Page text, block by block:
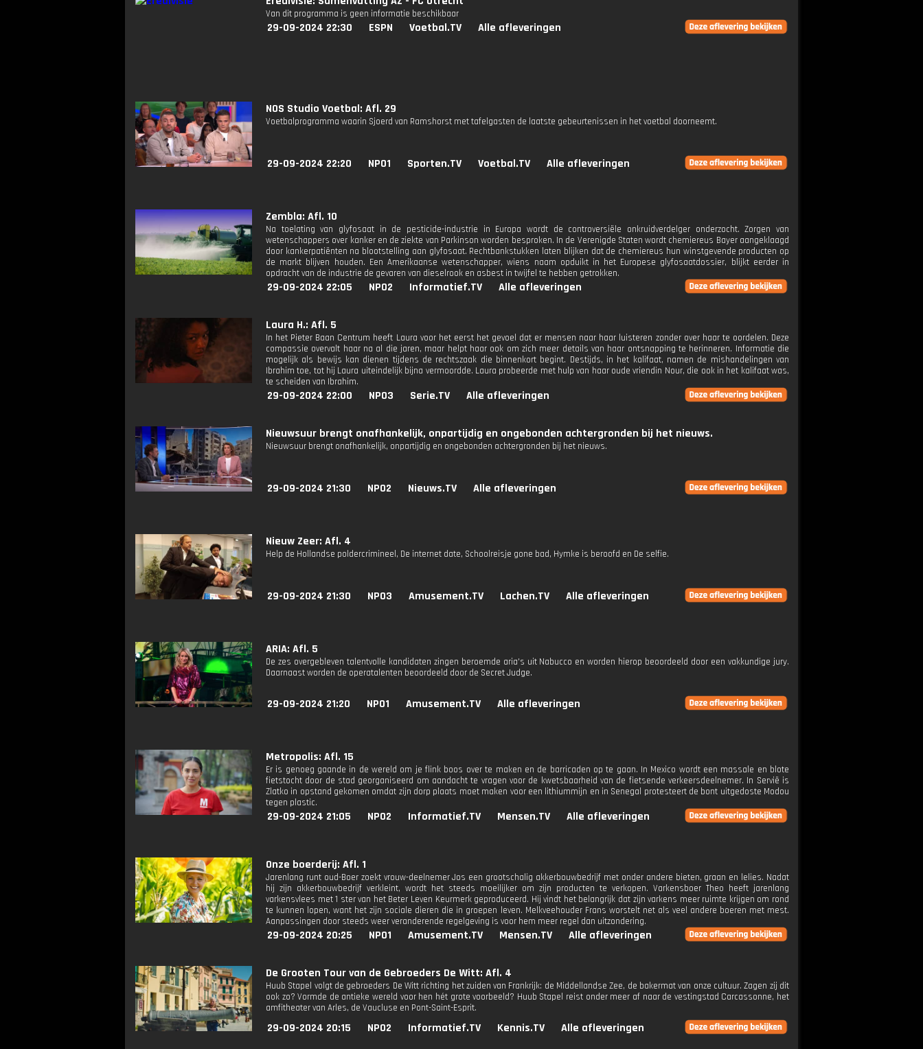
Van dit programma is geen informatie beschikbaar
29-09-2024 22:30 ESPN Voetbal.TV Alle afleveringen
NOS Studio Voetbal: Afl. 29
Voetbalprogramma waarin Sjoerd van Ramshorst met tafelgasten de laatste gebeurtenissen in het voetbal doorneemt.
29-09-2024 22:20 NPO1 Sporten.TV Voetbal.TV Alle afleveringen
Zembla: Afl. 10
Na toelating van glyfosaat in de pesticide-industrie in Europa wordt de controversiële onkruidverdelger onderzocht. Zorgen van
wetenschappers over kanker en de ziekte van Parkinson worden besproken. In de Verenigde Staten wordt chemiereus Bayer aangeklaagd
door kankerpatiënten na blootstelling aan glyfosaat. Rechtbankstukken laten blijken dat de chemiereus hun winstgevende producten op
de markt blijven houden. Een Amerikaanse wetenschapper, wiens naam opduikt in het Europese glyfosaatdossier, blijkt eerder in
opdracht van de industrie de gevaren van dieselrook en asbest in twijfel te hebben getrokken.
29-09-2024 22:05 NPO2 Informatief.TV Alle afleveringen
Laura H.: Afl. 5
In het Pieter Baan Centrum heeft Laura voor het eerst het gevoel dat er mensen naar haar luisteren zonder over haar te oordelen. Deze
compassie overvalt haar na al die jaren, maar helpt haar ook om zich meer details van haar ontsnapping te herinneren. Informatie die
mogelijk als bewijs kan dienen tijdens de rechtszaak die binnenkort begint. Destijds, in het kalifaat, namen de mishandelingen van
Ibrahim toe, tot hij Laura uiteindelijk bijna vermoordde. Laura probeerde met hulp van haar oude vriendin Nour, die ook in het kalifaat was,
te scheiden van Ibrahim.
29-09-2024 22:00 NPO3 Serie.TV Alle afleveringen
Nieuwsuur brengt onafhankelijk, onpartijdig en ongebonden achtergronden bij het nieuws.
Nieuwsuur brengt onafhankelijk, onpartijdig en ongebonden achtergronden bij het nieuws.
29-09-2024 21:30 NPO2 Nieuws.TV Alle afleveringen
Nieuw Zeer: Afl. 4
Help de Hollandse poldercrimineel, De internet date, Schoolreisje gone bad, Hymke is beroofd en De selfie.
29-09-2024 21:30 NPO3 Amusement.TV Lachen.TV Alle afleveringen
ARIA: Afl. 5
De zes overgebleven talentvolle kandidaten zingen beroemde aria's uit Nabucco en worden hierop beoordeeld door een vakkundige jury.
Daarnaast worden de operatalenten beoordeeld door de Secret Judge.
29-09-2024 21:20 NPO1 Amusement.TV Alle afleveringen
Metropolis: Afl. 15
Er is genoeg gaande in de wereld om je flink boos over te maken en de barricaden op te gaan. In Mexico wordt een massale en blote
fietstocht door de stad georganiseerd om aandacht te vragen voor de kwetsbaarheid van de fietsende verkeersdeelnemer. In Servië is
Zlatko in opstand gekomen omdat zijn dorp plaats moet maken voor een lithiummijn en in Senegal protesteert de bont uitgedoste Modou
tegen plastic.
29-09-2024 21:05 NPO2 Informatief.TV Mensen.TV Alle afleveringen
Onze boerderij: Afl. 1
Jarenlang runt oud-Boer zoekt vrouw-deelnemer Jos een grootschalig akkerbouwbedrijf met onder andere bieten, graan en lelies. Nadat
hij zijn akkerbouwbedrijf verkleint, wordt het steeds moeilijker om zijn producten te verkopen. Varkensboer Theo heeft jarenlang
varkensvlees met 1 ster van het Beter Leven Keurmerk geproduceerd. Hij vindt het belangrijk dat zijn varkens meer ruimte krijgen om rond
te kunnen lopen, want het zijn sociale dieren die in groepen leven. Melkveehouder Frans worstelt net als veel andere boeren met mest.
Aanpassingen door steeds weer veranderende regelgeving is voor hem meer regel dan uitzondering.
29-09-2024 20:25 NPO1 Amusement.TV Mensen.TV Alle afleveringen
De Grooten Tour van de Gebroeders De Witt: Afl. 4
Huub Stapel volgt de gebroeders De Witt richting het zuiden van Frankrijk: de Middellandse Zee, de bakermat van onze cultuur. Zagen zij dit
ook zo? Vormde de antieke wereld voor hen hét grote voorbeeld? Huub Stapel reist onder meer af naar de vestingstad Carcassonne, het
amfitheater van Arles, de Vaucluse en Pont-Saint-Esprit.
29-09-2024 20:15 NPO2 Informatief.TV Kennis.TV Alle afleveringen